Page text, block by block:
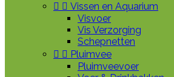
  Vissen en Aquarium
Visvoer
Vis Verzorging
Schepnetten
  Pluimvee
Pluimveevoer